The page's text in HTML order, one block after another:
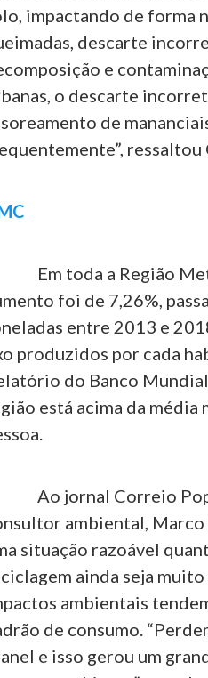
impactando de forma
descarte
e
o descarte
de
ressaltou
toda a Região
foi de 7,26%,
entre 2013 e
produzidos por cada
do Banco
está acima da
jornal Correio
ambiental, Marco
situação razoável
ainda seja
ambientais
de consumo.
e isso gerou um